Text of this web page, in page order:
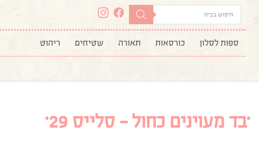
ספות לסלון כורסאות תאורה שטיחים ריהוט
בד מעוינים כחול - סלייס 29